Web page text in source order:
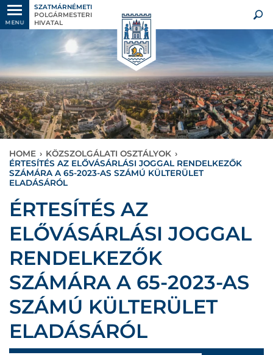
MENU
SZATMÁRNÉMETI
POLGÁRMESTERI
HIVATAL
HOME › KÖZSZOLGÁLATI OSZTÁLYOK ›
ÉRTESÍTÉS AZ ELŐVÁSÁRLÁSI JOGGAL RENDELKEZŐK
SZÁMÁRA A 65-2023-AS SZÁMÚ KÜLTERÜLET
ELADÁSÁRÓL
ÉRTESÍTÉS AZ
ELŐVÁSÁRLÁSI JOGGAL
RENDELKEZŐK
SZÁMÁRA A 65-2023-AS
SZÁMÚ KÜLTERÜLET
ELADÁSÁRÓL